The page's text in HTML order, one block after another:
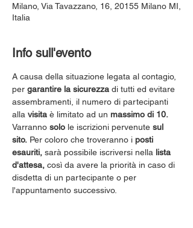
Milano, Via Tavazzano, 16, 20155 Milano MI,
Italia
Info sull'evento
A causa della situazione legata al contagio,
per garantire la sicurezza di tutti ed evitare
assembramenti, il numero di partecipanti
alla visita è limitato ad un massimo di 10.
Varranno solo le iscrizioni pervenute sul
sito. Per coloro che troveranno i posti
esauriti, sarà possibile iscriversi nella lista
d'attesa, così da avere la priorità in caso di
disdetta di un partecipante o per
l'appuntamento successivo.